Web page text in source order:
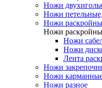
Ножи
Ножи
Ножи
Ножи
Ножи
Ножи
Лента
Ножи
Ножи
Ножи разное